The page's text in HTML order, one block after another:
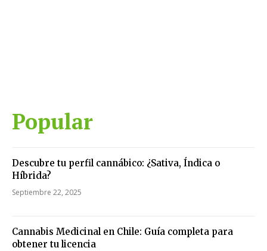
Popular
Descubre tu perfil cannábico: ¿Sativa, Índica o
Híbrida?
Septiembre 22, 2025
Cannabis Medicinal en Chile: Guía completa para
obtener tu licencia